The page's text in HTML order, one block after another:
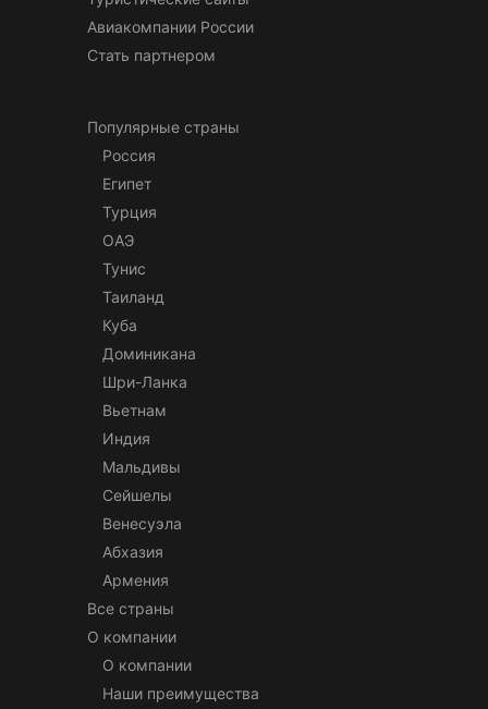
Авиакомпании России
Стать партнером
Популярные страны
Россия
Египет
Турция
ОАЭ
Тунис
Таиланд
Куба
Доминикана
Шри-Ланка
Вьетнам
Индия
Мальдивы
Сейшелы
Венесуэла
Абхазия
Армения
Все страны
О компании
О компании
Наши преимущества